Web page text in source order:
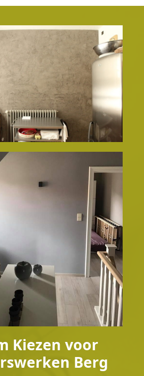
Kiezen voor
Berg